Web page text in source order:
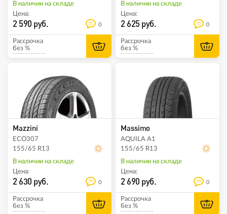
В наличии на складе
Цена:
2 590 руб. 0
Рассрочка
без %
В наличии на складе
Цена:
2 625 руб. 0
Рассрочка
без %
Mazzini
ECO307
155/65 R13
В наличии на складе
Цена:
2 630 руб. 0
Рассрочка
без %
Massimo
AQUILA A1
155/65 R13
В наличии на складе
Цена:
2 690 руб. 0
Рассрочка
без %